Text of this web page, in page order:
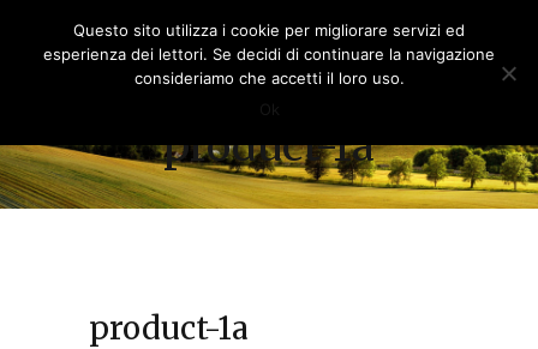
product-1a
product-1a
Questo sito utilizza i cookie per migliorare servizi ed
esperienza dei lettori. Se decidi di continuare la navigazione
consideriamo che accetti il loro uso.